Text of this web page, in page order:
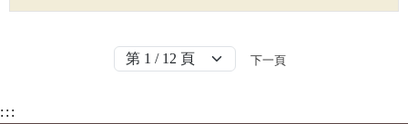
下一頁
:::